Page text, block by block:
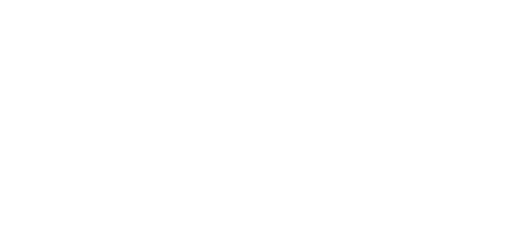
｜マンハッタン計画でのリーダー】